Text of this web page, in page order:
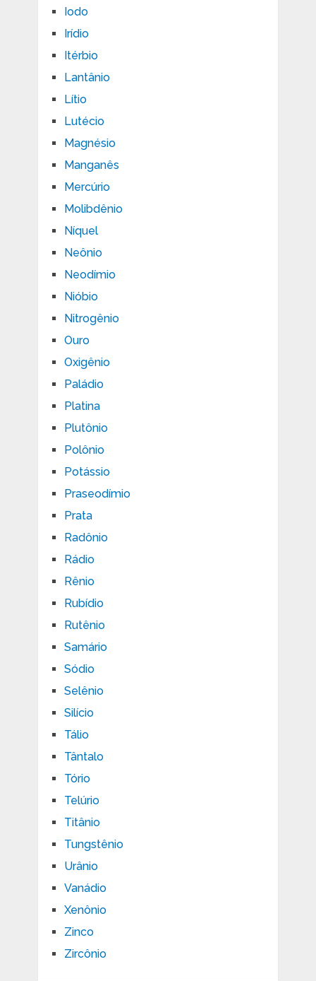
Iodo
Irídio
Itérbio
Lantânio
Lítio
Lutécio
Magnésio
Manganês
Mercúrio
Molibdênio
Níquel
Neônio
Neodímio
Nióbio
Nitrogênio
Ouro
Oxigênio
Paládio
Platina
Plutônio
Polônio
Potássio
Praseodímio
Prata
Radônio
Rádio
Rênio
Rubídio
Rutênio
Samário
Sódio
Selênio
Silício
Tálio
Tântalo
Tório
Telúrio
Titânio
Tungstênio
Urânio
Vanádio
Xenônio
Zinco
Zircônio